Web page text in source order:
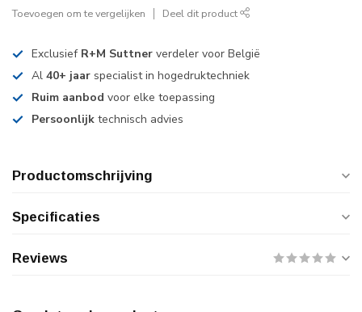
Toevoegen om te vergelijken Deel dit product
Exclusief R+M Suttner verdeler voor België
Al 40+ jaar specialist in hogedruktechniek
Ruim aanbod voor elke toepassing
Persoonlijk technisch advies
Productomschrijving
Specificaties
Reviews